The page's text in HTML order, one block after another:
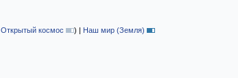
Открытый космос ) | Наш мир (Земля)